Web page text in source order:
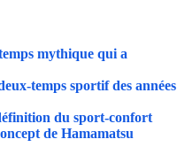
mythique qui a
temps sportif des années
du sport-confort
de Hamamatsu